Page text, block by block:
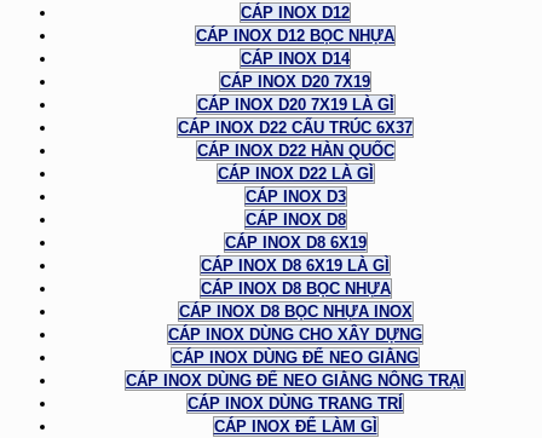
CÁP INOX D12
CÁP INOX D12 BỌC NHỰA
CÁP INOX D14
CÁP INOX D20 7X19
CÁP INOX D20 7X19 LÀ GÌ
CÁP INOX D22 CẤU TRÚC 6X37
CÁP INOX D22 HÀN QUỐC
CÁP INOX D22 LÀ GÌ
CÁP INOX D3
CÁP INOX D8
CÁP INOX D8 6X19
CÁP INOX D8 6X19 LÀ GÌ
CÁP INOX D8 BỌC NHỰA
CÁP INOX D8 BỌC NHỰA INOX
CÁP INOX DÙNG CHO XÂY DỰNG
CÁP INOX DÙNG ĐỂ NEO GIẰNG
CÁP INOX DÙNG ĐỂ NEO GIẰNG NÔNG TRẠI
CÁP INOX DÙNG TRANG TRÍ
CÁP INOX ĐỂ LÀM GÌ